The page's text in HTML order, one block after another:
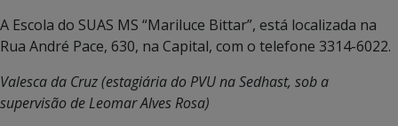
A Escola do SUAS MS “Mariluce Bittar”, está localizada na
Rua André Pace, 630, na Capital, com o telefone 3314-6022.
Valesca da Cruz (estagiária do PVU na Sedhast, sob a
supervisão de Leomar Alves Rosa)